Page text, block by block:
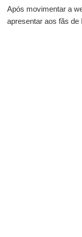
Após movimentar a
apresentar aos fãs de